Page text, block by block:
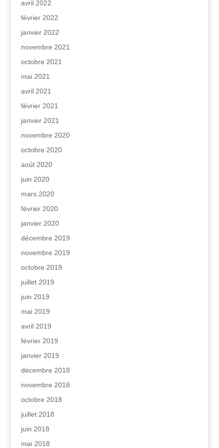
avril 2022
février 2022
janvier 2022
novembre 2021
octobre 2021
mai 2021
avril 2021
février 2021
janvier 2021
novembre 2020
octobre 2020
août 2020
juin 2020
mars 2020
février 2020
janvier 2020
décembre 2019
novembre 2019
octobre 2019
juillet 2019
juin 2019
mai 2019
avril 2019
février 2019
janvier 2019
décembre 2018
novembre 2018
octobre 2018
juillet 2018
juin 2018
mai 2018